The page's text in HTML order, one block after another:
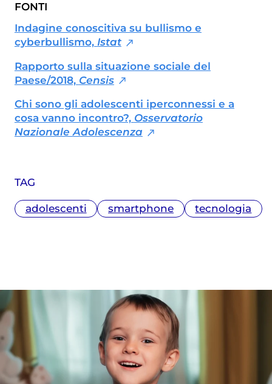
TAG
adolescenti smartphone tecnologia
Messe alle spalle alcune esperienze
radiotelevisive, attualmente collabora
anche con diverse testate nazionali ed è
membro dell'Unione Giornalisti Italiani
Scientifici (Ugis).
FONTI
Indagine conoscitiva su bullismo e
cyberbullismo, Istat
Rapporto sulla situazione sociale del
Paese/2018, Censis
Chi sono gli adolescenti iperconnessi e a
cosa vanno incontro?, Osservatorio
Nazionale Adolescenza